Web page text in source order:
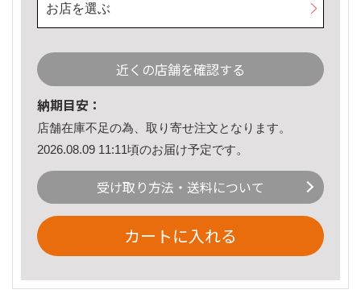
お店を選ぶ
近くの店舗を確認する
納期目安：
店舗在庫不足の為、取り寄せ注文となります。
2026.08.09 11:11頃のお届け予定です。
受け取り方法・送料について
カートに入れる